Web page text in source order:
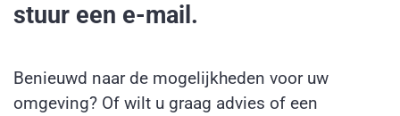
stuur een e-mail.
Benieuwd naar de mogelijkheden voor uw
omgeving? Of wilt u graag advies of een